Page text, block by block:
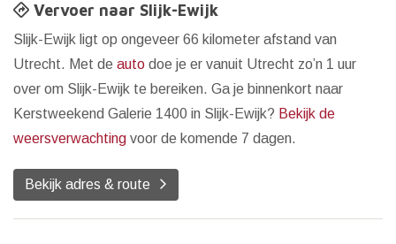
Vervoer naar Slijk-Ewijk
Slijk-Ewijk ligt op ongeveer 66 kilometer afstand van
Utrecht. Met de auto doe je er vanuit Utrecht zo’n 1 uur
over om Slijk-Ewijk te bereiken. Ga je binnenkort naar
Kerstweekend Galerie 1400 in Slijk-Ewijk? Bekijk de
weersverwachting voor de komende 7 dagen.
Bekijk adres & route